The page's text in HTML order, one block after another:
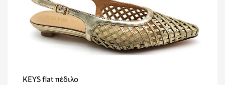
KEYS flat πέδιλο